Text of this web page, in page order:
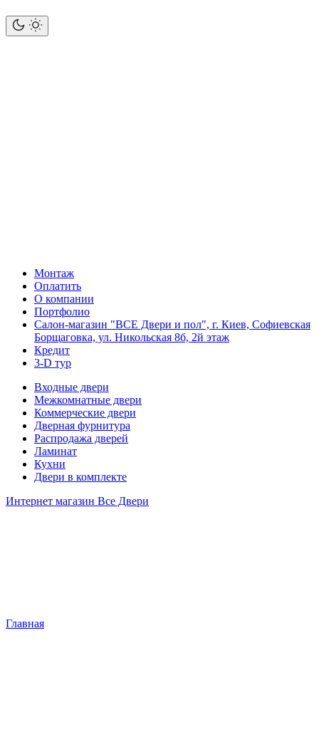
Монтаж
Оплатить
О компании
Портфолио
Салон-магазин "ВСЕ Двери и пол", г. Киев, Софиевская
Борщаговка, ул. Никольская 8б, 2й этаж
Кредит
3-D тур
Входные двери
Межкомнатные двери
Коммерческие двери
Дверная фурнитура
Распродажа дверей
Ламинат
Кухни
Двери в комплекте
Интернет магазин Все Двери
Главная